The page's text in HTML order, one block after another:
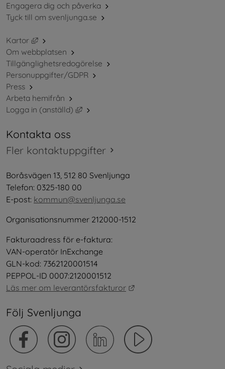
Engagera dig och påverka
Tyck till om svenljunga.se
Kartor
Länk till annan webbplats, öppnas i nytt fönster.
Om webbplatsen
Tillgänglighetsredogörelse
Personuppgifter/GDPR
Press
Arbeta hemifrån
Logga in (anställd)
Länk till annan webbplats, öppnas i nytt
Kontakta oss
Fler kontaktuppgifter
Boråsvägen 13, 512 80 Svenljunga
Telefon: 0325-180 00
E-post: kommun@svenljunga.se
Organisationsnummer 212000-1512
Fakturaadress för e-faktura:
VAN-operatör InExchange
GLN-kod: 7362120001514
PEPPOL-ID 0007:2120001512
Läs mer om leverantörsfakturor
Följ Svenljunga